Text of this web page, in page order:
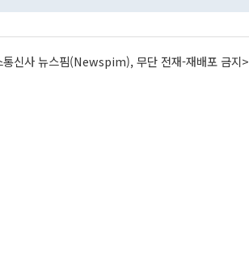
신사 뉴스핌(Newspim), 무단 전재-재배포 금지>